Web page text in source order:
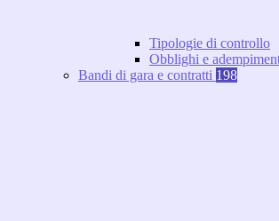
Tipologie di controllo
Obblighi e
Bandi di gara e contratti 198